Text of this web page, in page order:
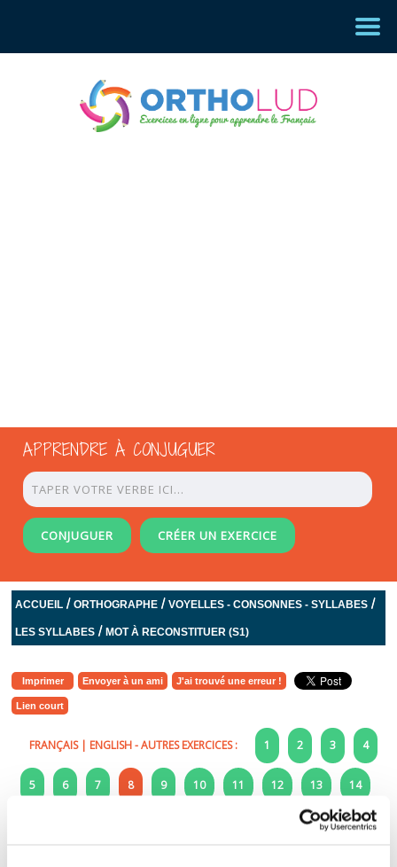
APPRENDRE À CONJUGUER
CONJUGUER CRÉER UN EXERCICE
ACCUEIL /ORTHOGRAPHE /VOYELLES - CONSONNES - SYLLABES /
LES SYLLABES /MOT À RECONSTITUER (S1)
Imprimer Envoyer à un ami J'ai trouvé une erreur !
Lien court
FRANÇAIS| ENGLISH- AUTRES EXERCICES : 1 2 3 4
5 6 7 8 9 10 11 12 13 14